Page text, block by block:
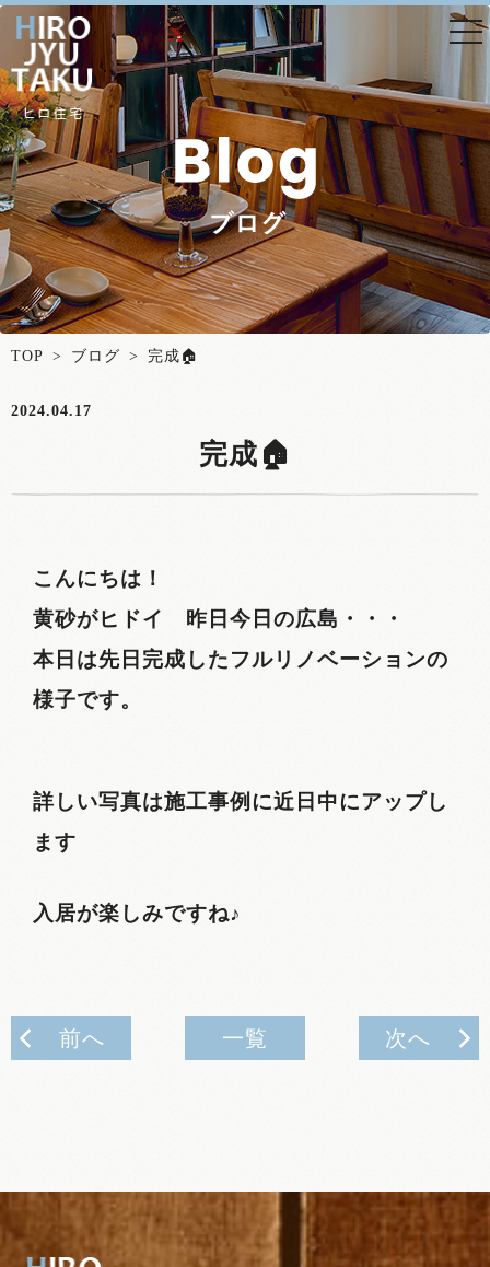
TOP > ブログ > 完成🏠
2024.04.17
完成🏠
こんにちは！
黄砂がヒドイ 昨日今日の広島・・・
本日は先日完成したフルリノベーションの
様子です。
詳しい写真は施工事例に近日中にアップし
ます
入居が楽しみですね♪
前へ 一覧 次へ